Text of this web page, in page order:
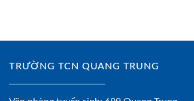
TRƯỜNG TCN QUANG TRUNG